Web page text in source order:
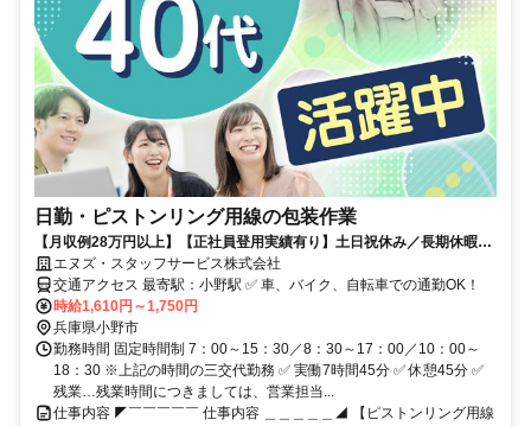
日勤・ピストンリング用線の包装作業
【月収例28万円以上】【正社員登用実績有り】土日祝休み／長期休暇有
り／年休120日／ピアス・髪色OK／1食290円と格安な食事有り◎
エヌズ・スタッフサービス株式会社
交通アクセス 最寄駅：小野駅 ✅ 車、バイク、自転車での通勤OK！
時給1,610円～1,750円
兵庫県小野市
勤務時間 固定時間制 7：00～15：30／8：30～17：00／10：00～
18：30 ※上記の時間の三交代勤務 ✅ 実働7時間45分 ✅ 休憩45分 ✅
残業…残業時間につきましては、営業担当...
仕事内容 ◤￣￣￣￣￣ 仕事内容 ＿＿＿＿＿◢ 【ピストンリング用線